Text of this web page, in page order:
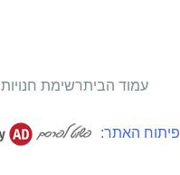
עמוד הביתרשימת חנויות
פיתוח האתר: